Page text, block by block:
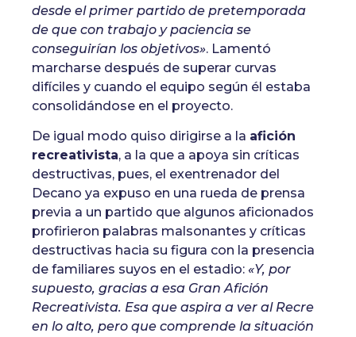
desde el primer partido de pretemporada
de que con trabajo y paciencia se
conseguirían los objetivos». Lamentó
marcharse después de superar curvas
difíciles y cuando el equipo según él estaba
consolidándose en el proyecto.
De igual modo quiso dirigirse a la afición
recreativista, a la que a apoya sin críticas
destructivas, pues, el exentrenador del
Decano ya expuso en una rueda de prensa
previa a un partido que algunos aficionados
profirieron palabras malsonantes y críticas
destructivas hacia su figura con la presencia
de familiares suyos en el estadio: «Y, por
supuesto, gracias a esa Gran Afición
Recreativista. Esa que aspira a ver al Recre
en lo alto, pero que comprende la situación